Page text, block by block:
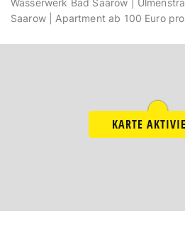
Wasserwerk Bad Saarow |
Saarow | Apartment ab 100 Euro
KARTE